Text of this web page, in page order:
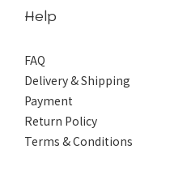
Help
FAQ
Delivery & Shipping
Payment
Return Policy
Terms & Conditions